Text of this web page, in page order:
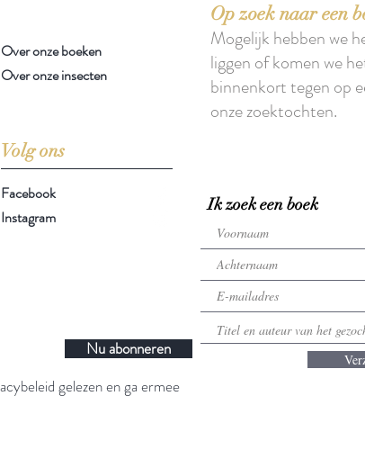
Volg ons
Op zoek naar een
Mogelijk hebben we
liggen of komen we
binnenkort tegen op
onze zoektochten.
Facebook
Instagram
Nu abonneren
gelezen en ga ermee
Ik zoek een boek
Over onze boeken
Over onze insecten